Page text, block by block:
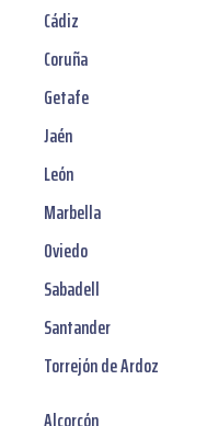
Cádiz
Coruña
Getafe
Jaén
León
Marbella
Oviedo
Sabadell
Santander
Torrejón de Ardoz